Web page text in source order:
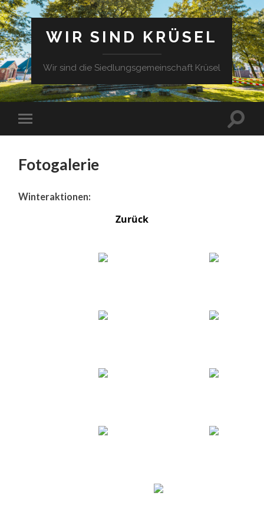
WIR SIND KRÜSEL
Wir sind die Siedlungsgemeinschaft Krüsel
Fotogalerie
Winteraktionen:
Zurück